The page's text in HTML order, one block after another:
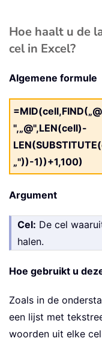
Hoe haalt u de
cel in Excel?
Algemene formule
",„@",LEN(cell)-
„"))-1))+1,100)
Argument
Cel: De cel
halen.
Hoe gebruikt u
Zoals in de
een lijst met
woorden uit elke